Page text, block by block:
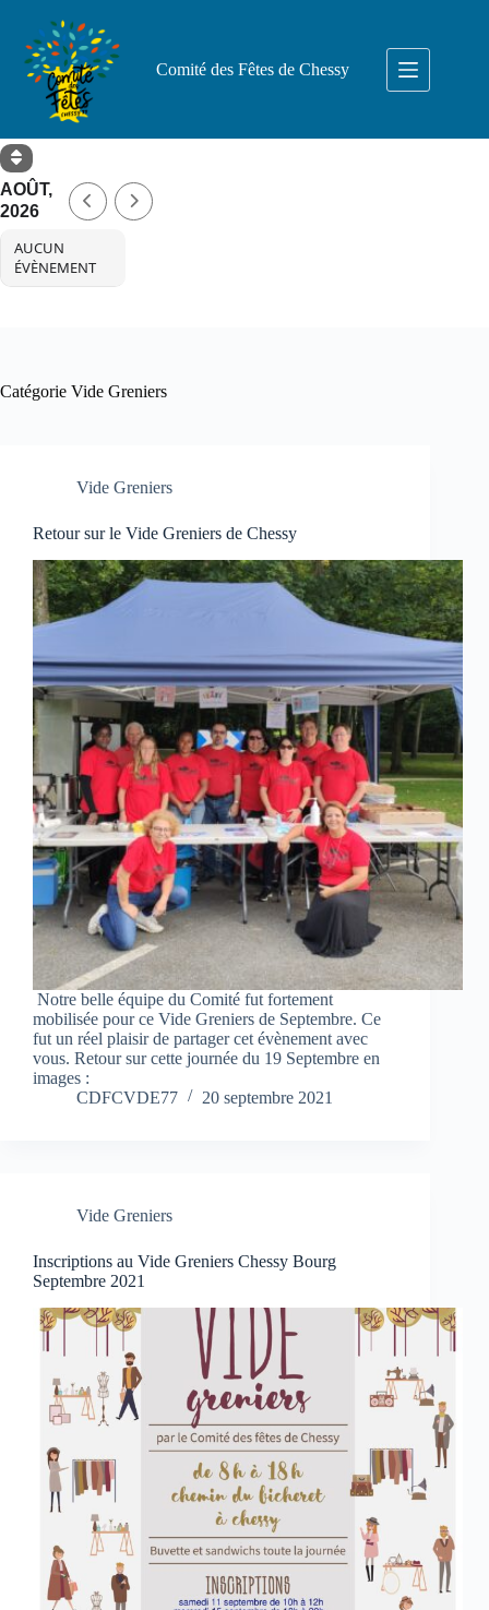
contenu
Comité des Fêtes de Chessy
AOÛT,
2026
AUCUN
ÉVÈNEMENT
Catégorie Vide Greniers
Vide Greniers
Retour sur le Vide Greniers de Chessy
Notre belle équipe du Comité fut fortement
mobilisée pour ce Vide Greniers de Septembre. Ce
fut un réel plaisir de partager cet évènement avec
vous. Retour sur cette journée du 19 Septembre en
images :
CDFCVDE77
20 septembre 2021
Vide Greniers
Inscriptions au Vide Greniers Chessy Bourg
Septembre 2021